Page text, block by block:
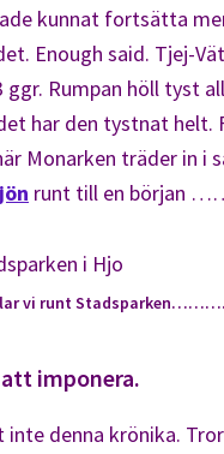
kunnat fortsätta
Enough said. Tjej-
Rumpan höll tyst
har den tystnat helt.
Monarken träder in i
runt till en början
vi runt
imponera.
inte denna krönika.